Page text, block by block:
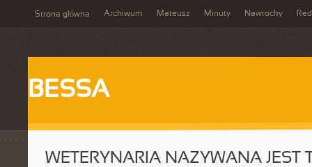
Strona główna Archiwum Mateusz Minuty Nawrocky
BESSA
WETERYNARIA NAZYWANA JEST